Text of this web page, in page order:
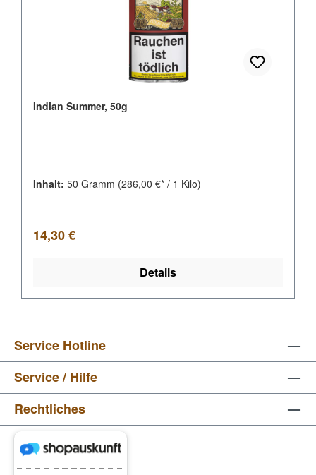
Indian Summer, 50g
Inhalt: 50 Gramm (286,00 €* / 1 Kilo)
Regulärer Preis:
14,30 €
Details
Service Hotline
Service / Hilfe
Rechtliches